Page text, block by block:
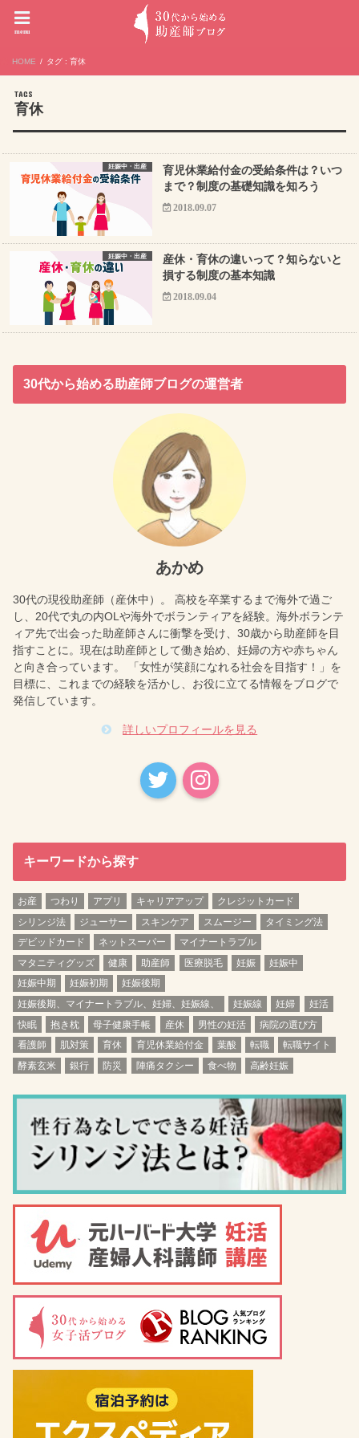
menu
HOME タグ : 育休
育休
妊娠中・出産
育児休業給付金の受給条件は？いつ
まで？制度の基礎知識を知ろう
2018.09.07
妊娠中・出産
産休・育休の違いって？知らないと
損する制度の基本知識
2018.09.04
30代から始める助産師ブログの運営者
あかめ
30代の現役助産師（産休中）。 高校を卒業するまで海外で過ご
し、20代で丸の内OLや海外でボランティアを経験。海外ボランテ
ィア先で出会った助産師さんに衝撃を受け、30歳から助産師を目
指すことに。現在は助産師として働き始め、妊婦の方や赤ちゃん
と向き合っています。 「女性が笑顔になれる社会を目指す！」を
目標に、これまでの経験を活かし、お役に立てる情報をブログで
発信しています。
詳しいプロフィールを見る
キーワードから探す
お産 つわり アプリ キャリアアップ
クレジットカード
シリンジ法
ジューサー スキンケア スムージー
タイミング法
デビッドカード
ネットスーパー
マイナートラブル
マタニティグッズ
健康 助産師 医療脱毛 妊娠
妊娠中
妊娠中期
妊娠初期
妊娠後期
妊娠後期、マイナートラブル、妊婦、妊娠線、
妊娠線 妊婦
妊活
快眠
抱き枕 母子健康手帳 産休 男性の妊活
病院の選び方
看護師
肌対策 育休 育児休業給付金 葉酸 転職
転職サイト
酵素玄米
銀行 防災 陣痛タクシー 食べ物 高齢妊娠